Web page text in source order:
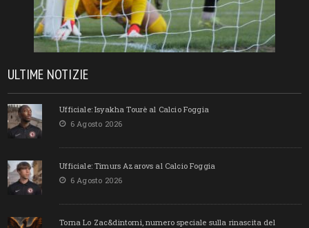
ULTIME NOTIZIE
Ufficiale: Isyakha Tourè al Calcio Foggia
6 Agosto 2026
Ufficiale: Timurs Azarovs al Calcio Foggia
6 Agosto 2026
Torna Lo Zac&dintorni, numero speciale sulla rinascita del